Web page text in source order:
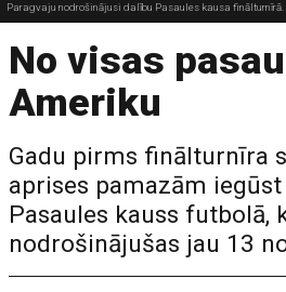
Paragvaju nodrošinājusi dalību Pasaules kausa finālturnīrā.
No visas
Ameriku
Gadu pirms finālturnīra
aprises pamazām
Pasaules kauss futbolā,
nodrošinājušas jau 13